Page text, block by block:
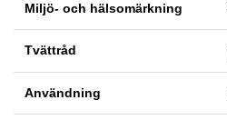
Miljö- och hälsomärkning
Tvättråd
Användning